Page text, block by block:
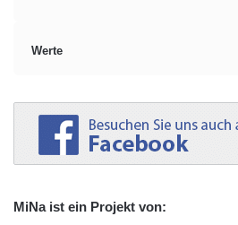
Werte
MiNa ist ein Projekt von: